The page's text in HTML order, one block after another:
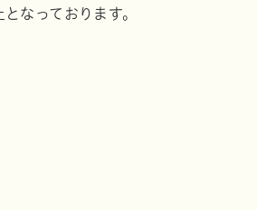
なっております。